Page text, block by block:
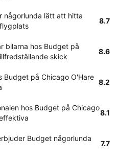
någorlunda lätt att hitta
8.7
bilarna hos Budget på
skick
8.6
Budget på Chicago O'Hare
8.2
hos Budget på Chicago
8.1
Budget någorlunda
7.7